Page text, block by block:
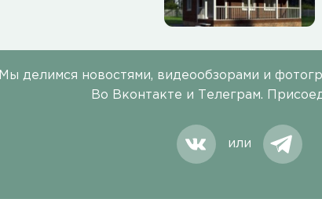
Мы делимся новостями, видеообзорами и
Во Вконтакте и Телеграм.
или